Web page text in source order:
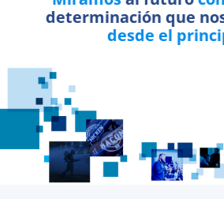
determinación que
desde el